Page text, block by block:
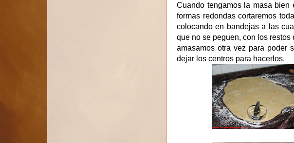
Cuando tengamos la masa
formas redondas cortaremos
colocando en bandejas a las
que no se peguen, con los
amasamos otra vez para poder
dejar los centros para hacerlos.